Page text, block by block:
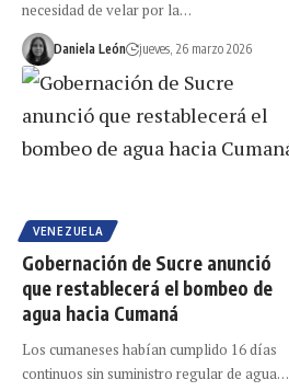
necesidad de velar por la…
Daniela León jueves, 26 marzo 2026
VENEZUELA
Gobernación de Sucre anunció
que restablecerá el bombeo de
agua hacia Cumaná
Los cumaneses habían cumplido 16 días
continuos sin suministro regular de agua…